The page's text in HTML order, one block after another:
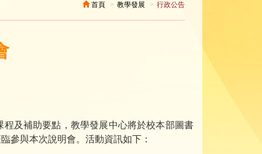
首頁 教學發展 行政公告
及補助要點，教學發展中心將於校本部圖書
參與本次說明會。活動資訊如下：